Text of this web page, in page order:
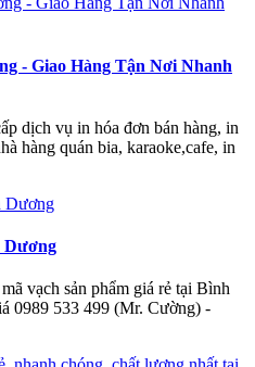
- Giao Hàng Tận Nơi Nhanh
dịch vụ in hóa đơn bán hàng, in
hàng quán bia, karaoke,cafe, in
Dương
vạch sản phẩm giá rẻ tại Bình
0989 533 499 (Mr. Cường) -